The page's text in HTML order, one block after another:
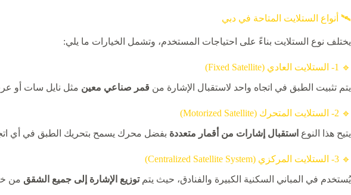
🛰️ أنواع الستلايت المتاحة في دبي
يختلف نوع الستلايت بناءً على احتياجات المستخدم، وتشمل الخيارات ما يلي:
🔹 1- الستلايت العادي (Fixed Satellite)
يتم تثبيت الطبق في اتجاه واحد لاستقبال الإشارة من قمر صناعي معين مثل نايل سات أو
🔹 2- الستلايت المتحرك (Motorized Satellite)
يتيح هذا النوع استقبال إشارات من أقمار متعددة بفضل محرك يسمح بتحريك الطبق في أي
🔹 3- الستلايت المركزي (Centralized Satellite System)
يُستخدم في المباني السكنية الكبيرة والفنادق، حيث يتمتوزيع الإشارة إلى جميع الشقق من